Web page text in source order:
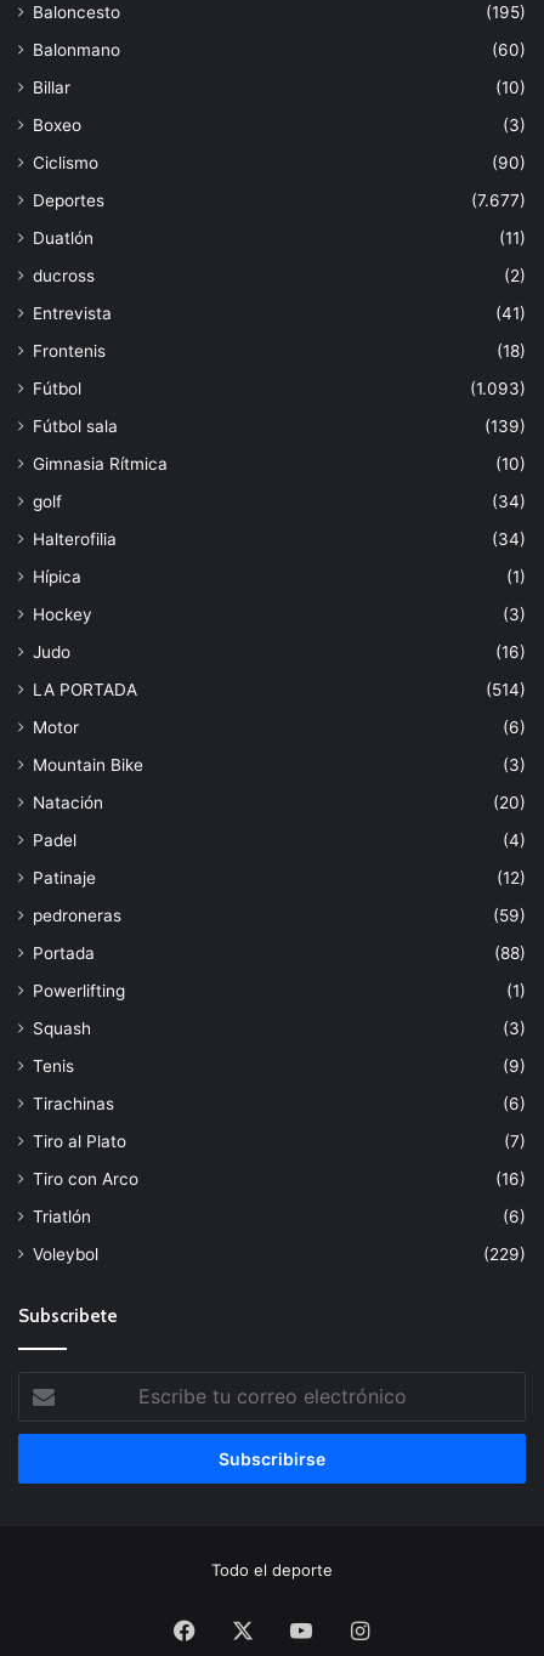
Baloncesto
(195)
Balonmano
(60)
Billar
(10)
Boxeo
(3)
Ciclismo
(90)
Deportes
(7.677)
Duatlón
(11)
ducross
(2)
Entrevista
(41)
Frontenis
(18)
Fútbol
(1.093)
Fútbol sala
(139)
Gimnasia Rítmica
(10)
golf
(34)
Halterofilia
(34)
Hípica
(1)
Hockey
(3)
Judo
(16)
LA PORTADA
(514)
Motor
(6)
Mountain Bike
(3)
Natación
(20)
Padel
(4)
Patinaje
(12)
pedroneras
(59)
Portada
(88)
Powerlifting
(1)
Squash
(3)
Tenis
(9)
Tirachinas
(6)
Tiro al Plato
(7)
Tiro con Arco
(16)
Triatlón
(6)
Voleybol
(229)
Subscribete
tu
correo
Todo el deporte
Facebook YouTubeInstagram